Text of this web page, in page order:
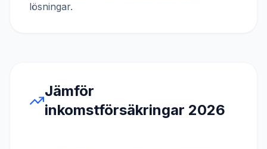
lösningar.
Jämför
inkomstförsäkringar 2026